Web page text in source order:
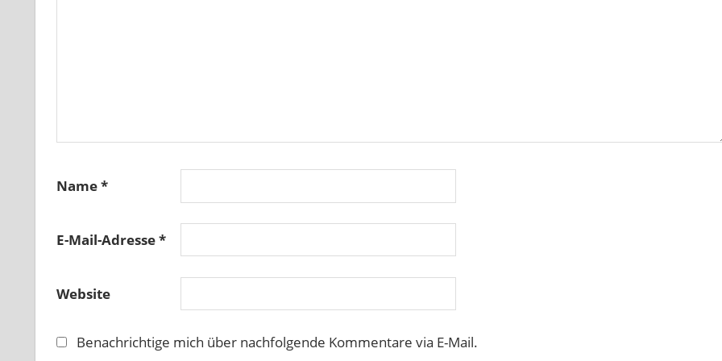
Name*
E-Mail-Adresse*
Website
Benachrichtige mich über nachfolgende Kommentare via E-Mail.